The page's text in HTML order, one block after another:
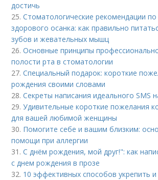
достичь
25.Стоматологические рекомендации
здорового осанка: как правильно
зубов и жевательных мышц
26.Основные принципы
полости рта в стоматологии
27.Специальный подарок: короткие
рождения своими словами
28.Секреты написания идеального SMS
29.Удивительные короткие пожелания
для вашей любимой женщины
30. Помогите себе и вашим близким:
помощи при аллергии
31.С днём рождения, мой друг!": как
с днем рождения в прозе
32. 10 эффективных способов укрепить